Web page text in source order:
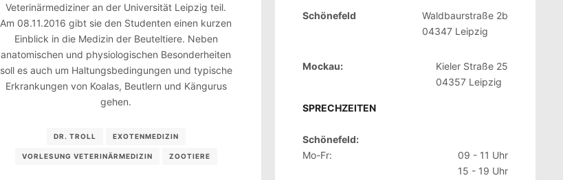
Veterinärmediziner an der Universität Leipzig teil.
Am 08.11.2016 gibt sie den Studenten einen kurzen
Einblick in die Medizin der Beuteltiere. Neben
anatomischen und physiologischen Besonderheiten
soll es auch um Haltungsbedingungen und typische
Erkrankungen von Koalas, Beutlern und Kängurus
gehen.
DR. TROLL EXOTENMEDIZIN
VORLESUNG VETERINÄRMEDIZIN ZOOTIERE
Schönefeld
Waldbaurstraße 2b
04347 Leipzig
Mockau:
Kieler Straße 25
04357 Leipzig
SPRECHZEITEN
Schönefeld:
Mo-Fr:
09 - 11 Uhr
15 - 19 Uhr